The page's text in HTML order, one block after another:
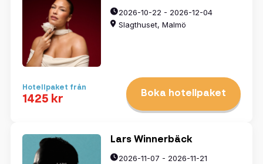
2026-10-22 - 2026-12-04
Slagthuset, Malmö
Hotellpaket från
1425 kr Boka hotellpaket
Lars Winnerbäck
2026-11-07 - 2026-11-21